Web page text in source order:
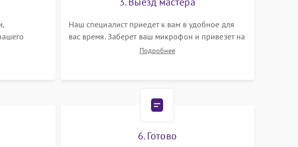
Наш специалист приедет к вам в удобное для
вас время. Заберет ваш микрофон и привезет на
склад для диагностики.Подробнее
6. Готово